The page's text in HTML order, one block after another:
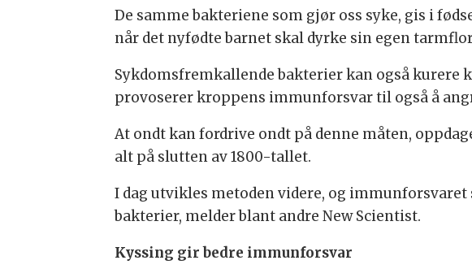
De samme bakteriene som gjør oss syke, gis i
når det nyfødte barnet skal dyrke sin egen
Sykdomsfremkallende bakterier kan også kurere
provoserer kroppens immunforsvar til også å
At ondt kan fordrive ondt på denne måten,
alt på slutten av 1800-tallet.
I dag utvikles metoden videre, og
bakterier, melder blant andre New Scientist.
Kyssing gir bedre immunforsvar